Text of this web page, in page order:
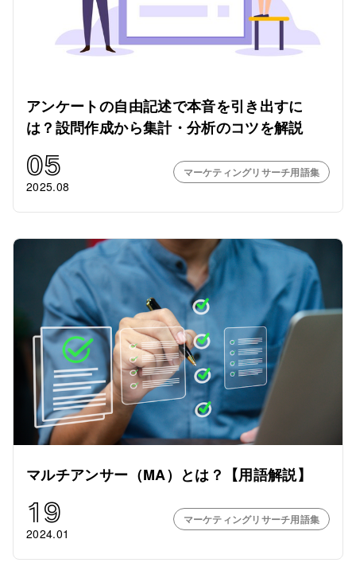
アンケートの自由記述で本音を引き出すに
は？設問作成から集計・分析のコツを解説
05
2025.08
マーケティングリサーチ用語集
マルチアンサー（MA）とは？【用語解説】
19
2024.01
マーケティングリサーチ用語集